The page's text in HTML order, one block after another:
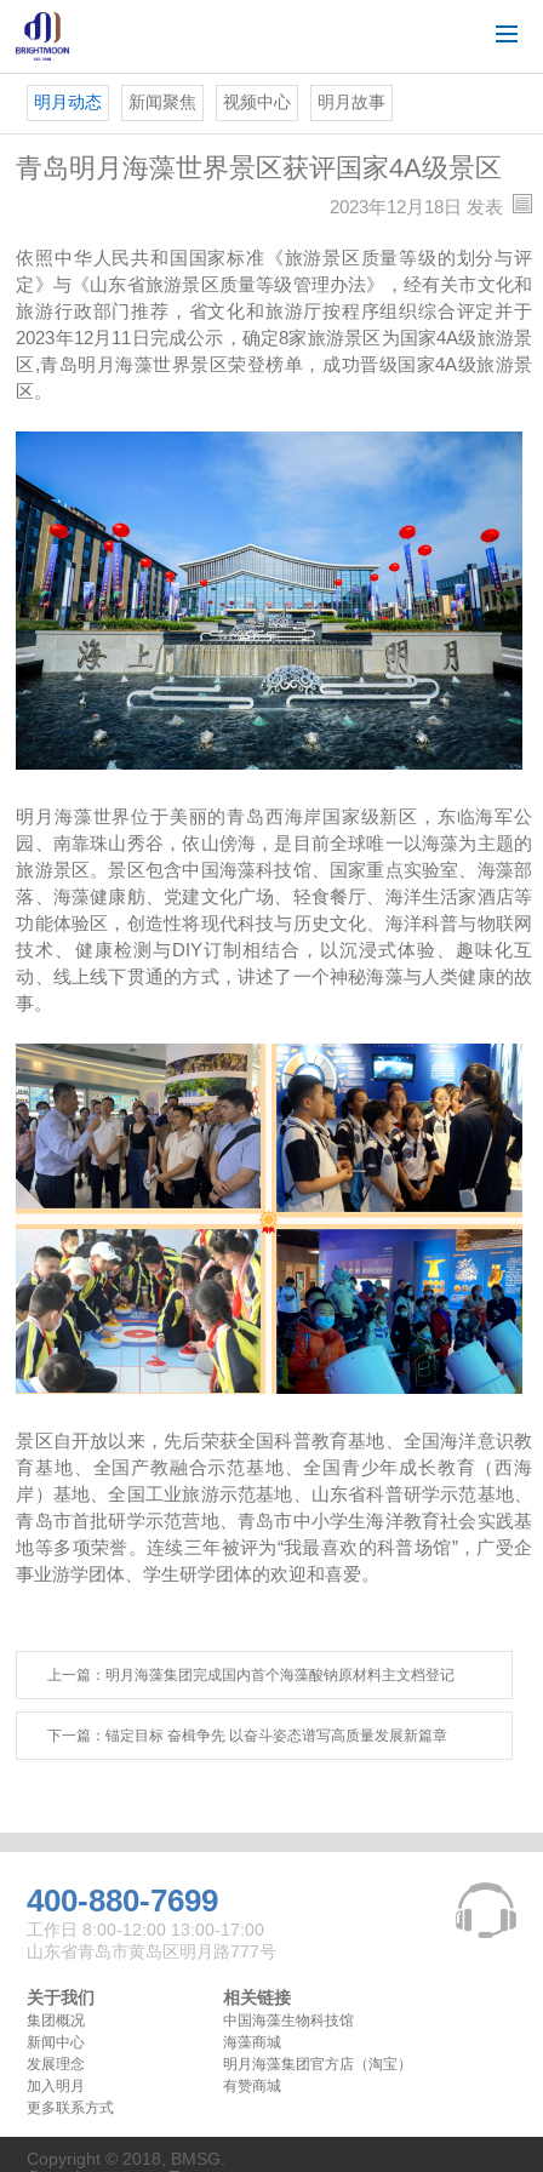
明月动态 新闻聚焦 视频中心 明月故事
青岛明月海藻世界景区获评国家4A级景区
2023年12月18日 发表
依照中华人民共和国国家标准《旅游景区质量等级的划分与评
定》与《山东省旅游景区质量等级管理办法》，经有关市文化和
旅游行政部门推荐，省文化和旅游厅按程序组织综合评定并于
2023年12月11日完成公示，确定8家旅游景区为国家4A级旅游景
区,青岛明月海藻世界景区荣登榜单，成功晋级国家4A级旅游景
区。
明月海藻世界位于美丽的青岛西海岸国家级新区，东临海军公
园、南靠珠山秀谷，依山傍海，是目前全球唯一以海藻为主题的
旅游景区。景区包含中国海藻科技馆、国家重点实验室、海藻部
落、海藻健康舫、党建文化广场、轻食餐厅、海洋生活家酒店等
功能体验区，创造性将现代科技与历史文化、海洋科普与物联网
技术、健康检测与DIY订制相结合，以沉浸式体验、趣味化互
动、线上线下贯通的方式，讲述了一个神秘海藻与人类健康的故
事。
景区自开放以来，先后荣获全国科普教育基地、全国海洋意识教
育基地、全国产教融合示范基地、全国青少年成长教育（西海
岸）基地、全国工业旅游示范基地、山东省科普研学示范基地、
青岛市首批研学示范营地、青岛市中小学生海洋教育社会实践基
地等多项荣誉。连续三年被评为“我最喜欢的科普场馆”，广受企
事业游学团体、学生研学团体的欢迎和喜爱。
上一篇：明月海藻集团完成国内首个海藻酸钠原材料主文档登记
下一篇：锚定目标 奋楫争先 以奋斗姿态谱写高质量发展新篇章
400-880-7699
工作日 8:00-12:00 13:00-17:00
山东省青岛市黄岛区明月路777号
关于我们
集团概况
新闻中心
发展理念
加入明月
更多联系方式
相关链接
中国海藻生物科技馆
海藻商城
明月海藻集团官方店（淘宝）
有赞商城
Copyright © 2018, BMSG.